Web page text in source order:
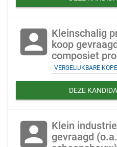
account_box Kleinschalig
koop
composiet
VERGELIJKBARE
DEZE
account_box Klein
gevraagd